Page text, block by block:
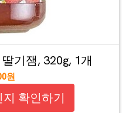
기잼, 320g, 1개
원
확인하기